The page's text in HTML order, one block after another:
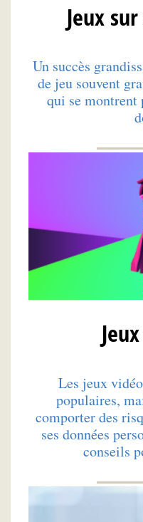
Jeux
Un succès
de jeu souvent
qui se montrent
Les jeux
populaires,
comporter des
ses données
conseils